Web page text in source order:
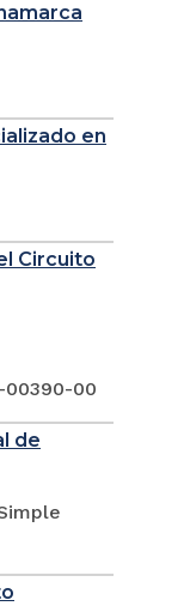
en
Circuito
00390-00
de